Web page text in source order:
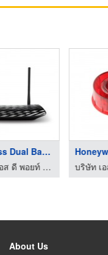
Wireless Dual Band G ...
บริษัท เอส ดี พอยท์ จำกัด
About Us